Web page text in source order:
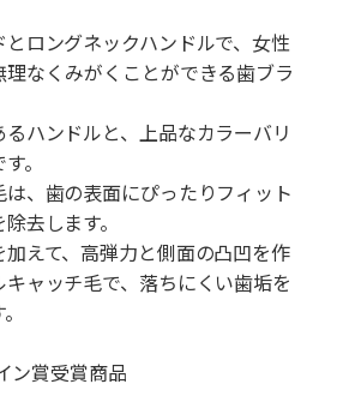
ロングネックハンドルで、女性
なくみがくことができる歯ブラ
ハンドルと、上品なカラーバリ
。
は、歯の表面にぴったりフィット
去します。
加えて、高弾力と側面の凸凹を作
キャッチ毛で、落ちにくい歯垢を
ン賞受賞商品